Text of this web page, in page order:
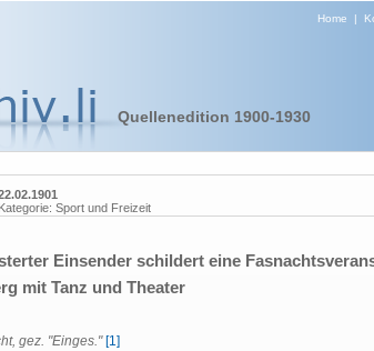
Home |
Quellenedition 1900-1930
Kategorie: Sport und Freizeit
Einsender schildert eine
mit Tanz und Theater
gez. "Einges." [1]